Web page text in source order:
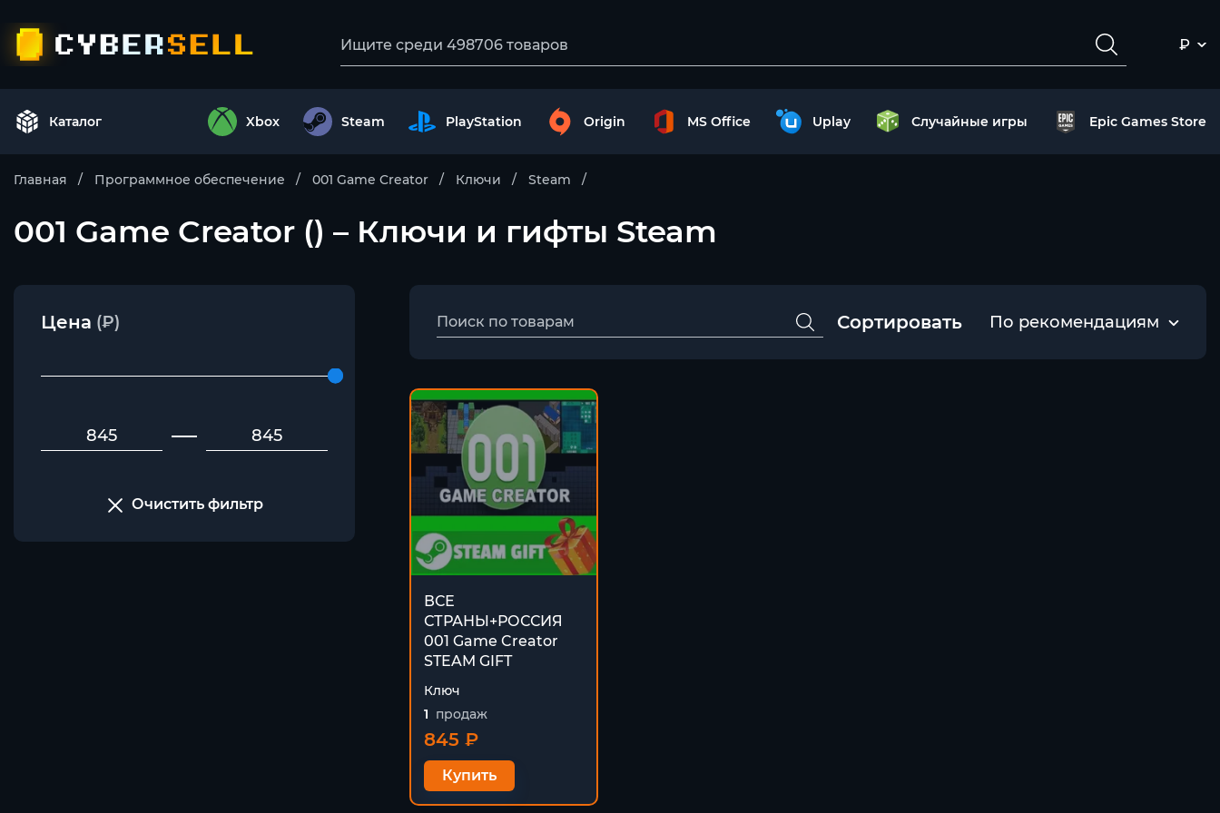
₽
Каталог Xbox Steam PlayStation Origin MS Office Uplay Случайные игры Epic Games Store
Главная Программное обеспечение 001 Game Creator Ключи Steam
001 Game Creator () – Ключи и гифты Steam
Цена (₽)
Очистить фильтр
Сортировать По рекомендациям
ВСЕ
СТРАНЫ+РОССИЯ
001 Game Creator
STEAM GIFT
Ключ
1 продаж
845 ₽
Купить